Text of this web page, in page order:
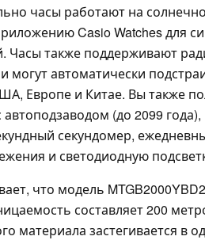
часы работают на
Casio Watches для
Часы также поддерживают
могут автоматически
Европе и Китае. Вы также
автоподзаводом (до 2099
секундомер,
и светодиодную
что модель
составляет 200
материала застегивается в